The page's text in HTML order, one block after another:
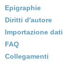
Epigraphie
Diritti d'autore
Importazione dati
FAQ
Collegamenti